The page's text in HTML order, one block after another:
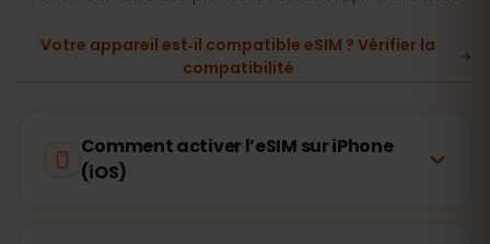
Votre appareil est‑il compatible eSIM ? Vérifier la
compatibilité
Comment activer l’eSIM sur iPhone
(iOS)